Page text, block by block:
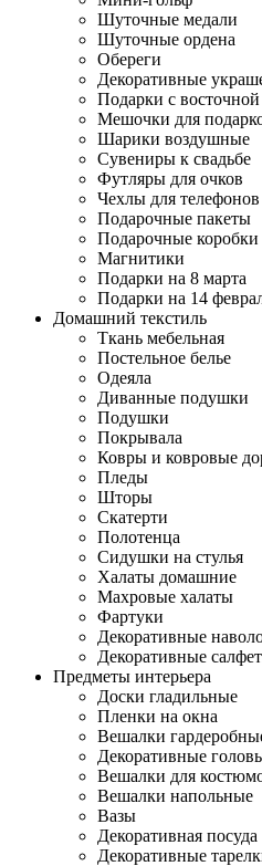
Шуточные медали
Шуточные ордена
Обереги
Декоративные
Подарки с восточной
Мешочки для
Шарики воздушные
Сувениры к свадьбе
Футляры для очков
Чехлы для
Подарочные пакеты
Подарочные коробки
Магнитики
Подарки на 8 марта
Подарки на 14
Домашний текстиль
Ткань мебельная
Постельное белье
Одеяла
Диванные подушки
Подушки
Покрывала
Ковры и ковровые
Пледы
Шторы
Скатерти
Полотенца
Сидушки на стулья
Халаты домашние
Махровые халаты
Фартуки
Декоративные
Декоративные
Предметы интерьера
Доски гладильные
Пленки на окна
Вешалки
Декоративные
Вешалки для
Вешалки напольные
Вазы
Декоративная посуда
Декоративные